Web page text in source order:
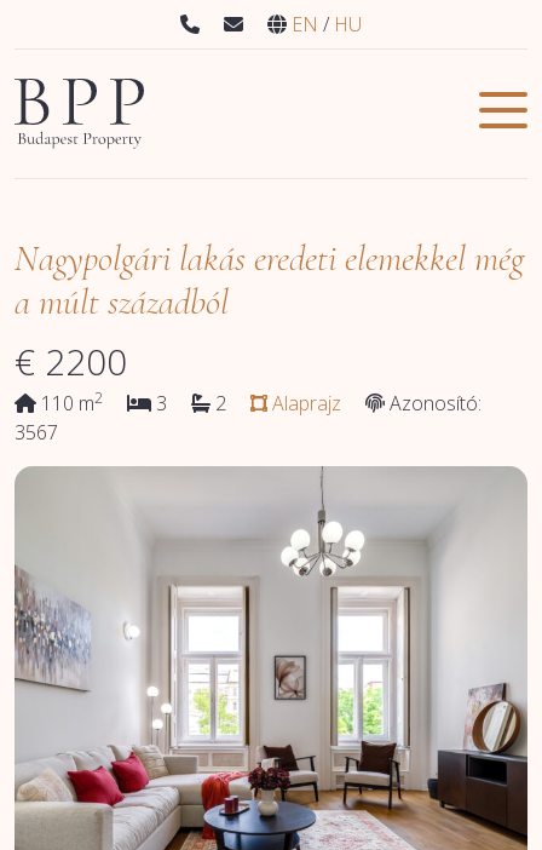
EN HU
Nagypolgári lakás eredeti elemekkel még
a múlt századból
€ 2200
110 m2 3 2 Alaprajz
Azonosító:
3567